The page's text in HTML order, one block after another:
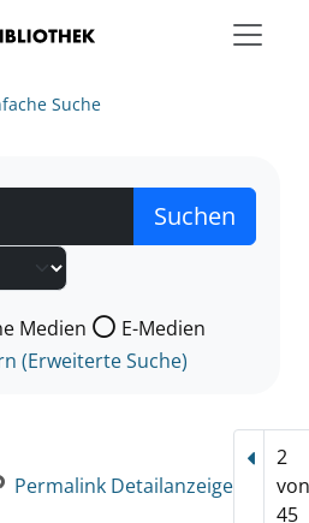
Suche
nach der Sie suchen wollen.
Medien
E-Medien
(Erweiterte Suche)
Permalink Detailanzeige
2
45